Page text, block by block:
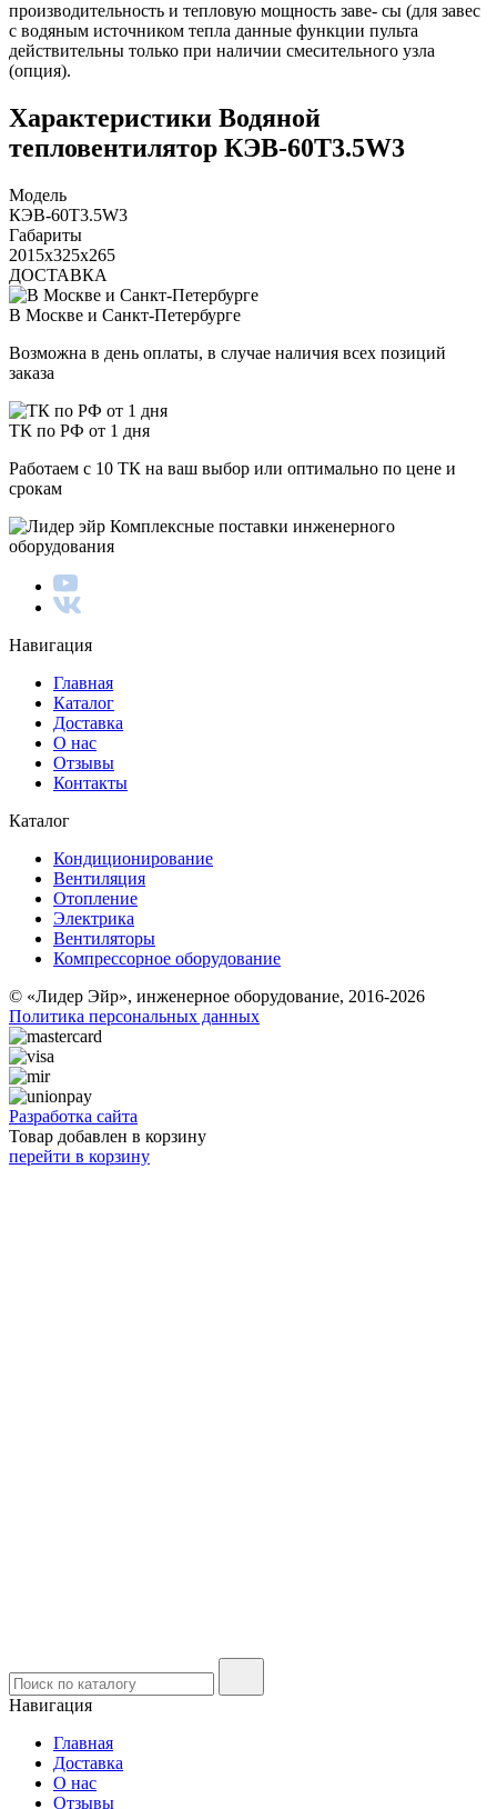
производительность и тепловую мощность заве- сы (для завес
с водяным источником тепла данные функции пульта
действительны только при наличии смесительного узла
(опция).
Характеристики Водяной
тепловентилятор КЭВ-60T3.5W3
Модель
КЭВ-60T3.5W3
Габариты
2015x325x265
ДОСТАВКА
В Москве и Санкт-Петербурге
Возможна в день оплаты, в случае наличия всех позиций
заказа
ТК по РФ от 1 дня
Работаем с 10 ТК на ваш выбор или оптимально по цене и
срокам
Комплексные поставки инженерного
оборудования
Навигация
Главная
Каталог
Доставка
О нас
Отзывы
Контакты
Каталог
Кондиционирование
Вентиляция
Отопление
Электрика
Вентиляторы
Компрессорное оборудование
© «Лидер Эйр», инженерное оборудование, 2016-2026
Политика персональных данных
Разработка сайта
Товар добавлен в корзину
перейти в корзину
Навигация
Главная
Доставка
О нас
Отзывы